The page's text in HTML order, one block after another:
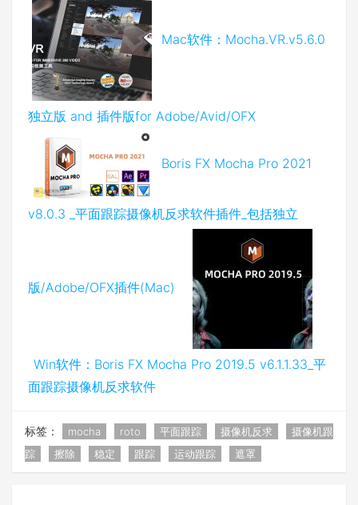
Mac软件：Mocha.VR.v5.6.0
独立版 and 插件版for Adobe/Avid/OFX
Boris FX Mocha Pro 2021
v8.0.3 _平面跟踪摄像机反求软件插件_包括独立
版/Adobe/OFX插件(Mac)
Win软件：Boris FX Mocha Pro 2019.5 v6.1.1.33_平
面跟踪摄像机反求软件
标签： mocha roto 平面跟踪 摄像机反求
摄像机跟
踪
擦除 稳定 跟踪 运动跟踪 遮罩